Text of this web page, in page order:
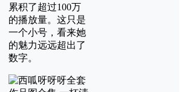
累积了超过100万
的播放量。这只是
一个小号，看来她
的魅力远远超出了
数字。